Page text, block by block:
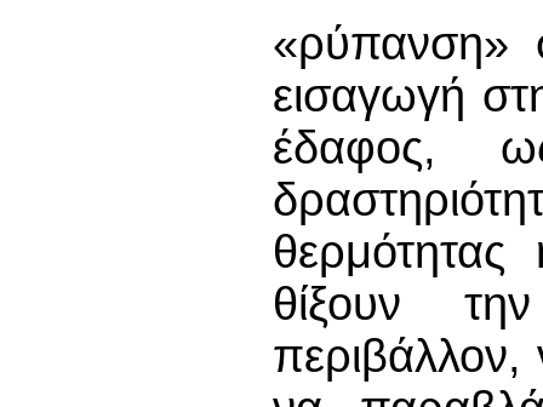
«ρύπανση»
εισαγωγή
έδαφος,
θίξουν